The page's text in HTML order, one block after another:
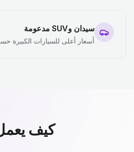
سيدان وSUV مدعومة
أسعار أعلى للسيارات الكبيرة
كيف